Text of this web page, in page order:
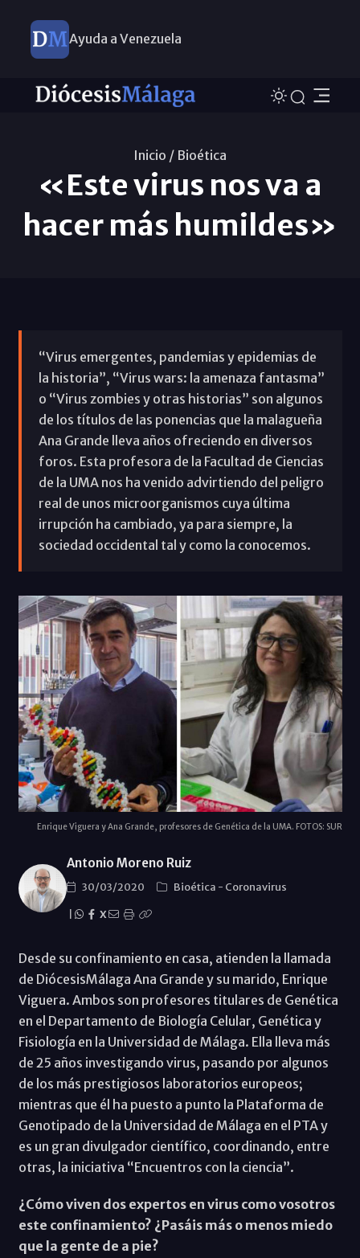
Ayuda a Venezuela
Inicio / Bioética
«Este virus nos va a
hacer más humildes»
“Virus emergentes, pandemias y epidemias de
la historia”, “Virus wars: la amenaza fantasma”
o “Virus zombies y otras historias” son algunos
de los títulos de las ponencias que la malagueña
Ana Grande lleva años ofreciendo en diversos
foros. Esta profesora de la Facultad de Ciencias
de la UMA nos ha venido advirtiendo del peligro
real de unos microorganismos cuya última
irrupción ha cambiado, ya para siempre, la
sociedad occidental tal y como la conocemos.
Enrique Viguera y Ana Grande, profesores de Genética de la UMA. FOTOS: SUR
Antonio Moreno Ruiz
30/03/2020 Bioética - Coronavirus
X
Desde su confinamiento en casa, atienden la llamada
de DiócesisMálaga Ana Grande y su marido, Enrique
Viguera. Ambos son profesores titulares de Genética
en el Departamento de Biología Celular, Genética y
Fisiología en la Universidad de Málaga. Ella lleva más
de 25 años investigando virus, pasando por algunos
de los más prestigiosos laboratorios europeos;
mientras que él ha puesto a punto la Plataforma de
Genotipado de la Universidad de Málaga en el PTA y
es un gran divulgador científico, coordinando, entre
otras, la iniciativa “Encuentros con la ciencia”.
¿Cómo viven dos expertos en virus como vosotros
este confinamiento? ¿Pasáis más o menos miedo
que la gente de a pie?